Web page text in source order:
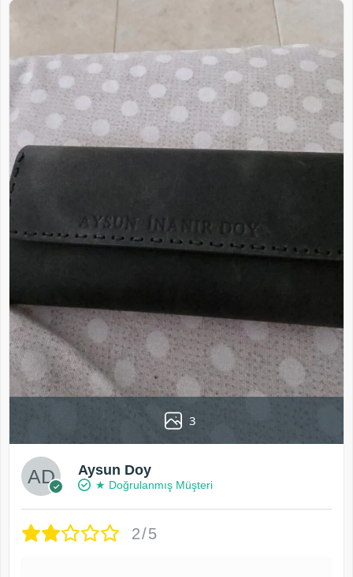
3
Aysun Doy
★ Doğrulanmış Müşteri
2/5